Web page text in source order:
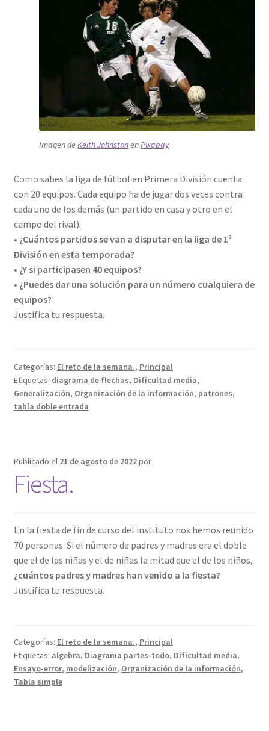
Imagen deKeith JohnstonenPixabay
Como sabes la liga de fútbol en Primera División cuenta
con 20 equipos. Cada equipo ha de jugar dos veces contra
cada uno de los demás (un partido en casa y otro en el
campo del rival).
• ¿Cuántos partidos se van a disputar en la liga de 1ª
División en esta temporada?
• ¿Y si participasen 40 equipos?
• ¿Puedes dar una solución para un número cualquiera de
equipos?
Justifica tu respuesta.
Categorías: El reto de la semana., Principal
Etiquetas: diagrama de flechas, Dificultad media,
Generalización, Organización de la información, patrones,
tabla doble entrada
Publicado el 21 de agosto de 2022por
Fiesta.
En la fiesta de fin de curso del instituto nos hemos reunido
70 personas. Si el número de padres y madres era el doble
que el de las niñas y el de niñas la mitad que el de los niños,
¿cuántos padres y madres han venido a la fiesta?
Justifica tu respuesta.
Categorías: El reto de la semana., Principal
Etiquetas: algebra, Diagrama partes-todo, Dificultad media,
Ensayo-error, modelización, Organización de la información,
Tabla simple